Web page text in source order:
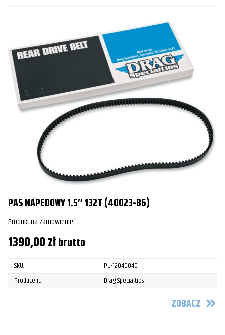
PAS NAPEDOWY 1.5″ 132T (40023-86)
Produkt na zamówienie
1390,00złbrutto
SKU:
PU-12040046
Producent:
Drag Specialties
ZOBACZ